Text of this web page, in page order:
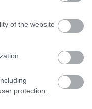
of the website
protection.
gyártásban
gyártottak le